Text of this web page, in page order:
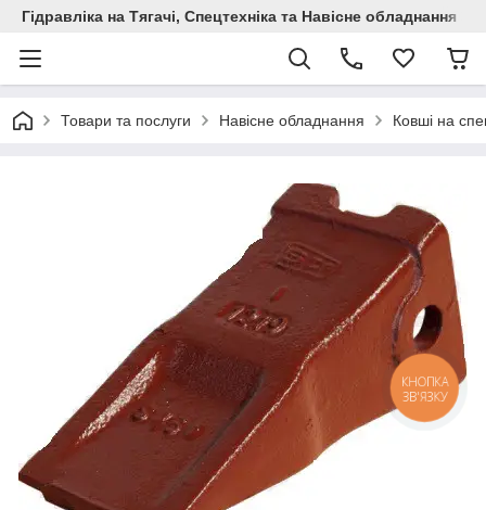
Гідравліка на Тягачі, Спецтехніка та Навісне обладнання
Товари та послуги Навісне обладнання Ковші на
КНОПКА
ЗВ'ЯЗКУ